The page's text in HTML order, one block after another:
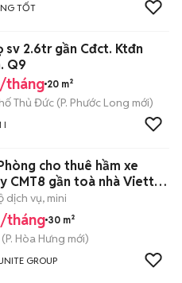
TỐT
sv 2.6tr gần Cđct. Ktđn
Q9
tháng 20 m²
Thủ Đức (P. Phước Long mới)
I
cho thuê hầm xe
CMT8 gần toà nhà Viettel
dịch vụ, mini
tháng 30 m²
(P. Hòa Hưng mới)
GROUP